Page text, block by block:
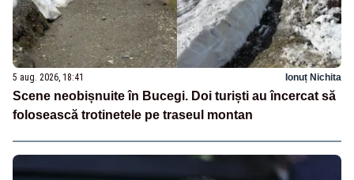
5 aug. 2026, 18:41 Ionuț Nichita
Scene neobișnuite în Bucegi. Doi turiști au încercat să
folosească trotinetele pe traseul montan